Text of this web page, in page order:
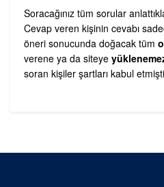
Soracağınız tüm sorular
Cevap veren kişinin cevabı
öneri sonucunda doğacak tüm
verene ya da siteye
soran kişiler şartları kabul